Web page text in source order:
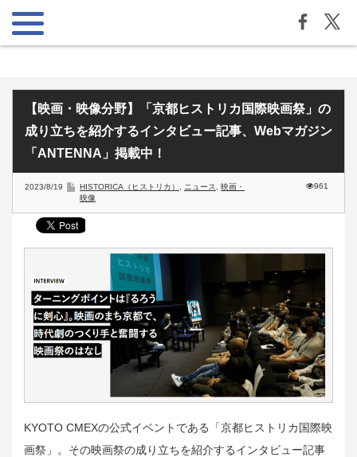
【映画・映像分野】「京都ヒストリカ国際映画祭」の
成り立ちを紹介するインタビュー記事、Webマガジン
「ANTENNA」掲載中！
2023/8/19 HISTORICA（ヒストリカ） ニュース
映画・
映像
961
KYOTO CMEXの公式イベントである「京都ヒストリカ国際映
画祭」。その映画祭の成り立ちを紹介するインタビュー記事